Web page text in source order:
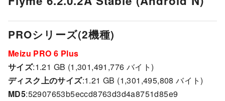
PROシリーズ(2機種)
Meizu PRO 6 Plus
サイズ:1.21 GB (1,301,491,776 バイト)
ディスク上のサイズ:1.21 GB (1,301,495,808 バイト)
MD5:52907653b5eccd8763d3d4a8751d85e9